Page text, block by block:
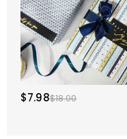
$7.98$18.00